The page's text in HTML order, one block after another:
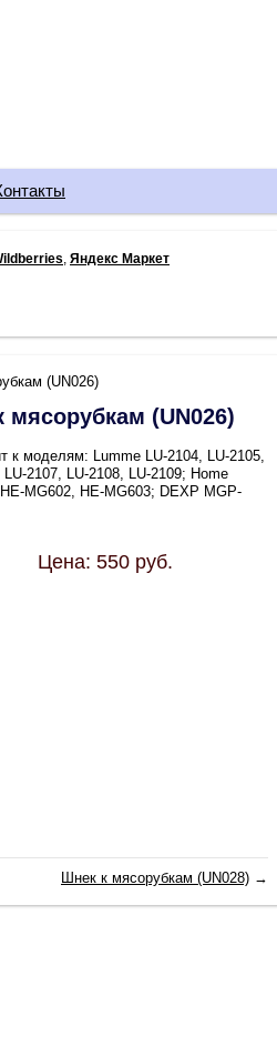
Яндекс Маркет
(UN026)
мясорубкам (UN026)
к моделям: Lumme LU-2104, LU-2105,
LU-2107, LU-2108, LU-2109; Home
MG602, HE-MG603; DEXP MGP-
Цена: 550 руб.
Шнек к мясорубкам (UN028) →